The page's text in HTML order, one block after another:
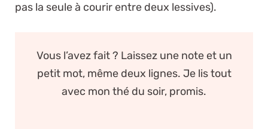
pas la seule à courir entre deux lessives).
Vous l’avez fait ? Laissez une note et un
petit mot, même deux lignes. Je lis tout
avec mon thé du soir, promis.